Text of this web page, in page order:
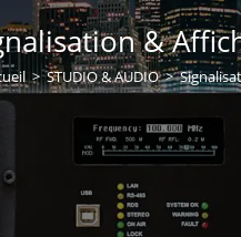
&
> STUDIO & AUDIO >